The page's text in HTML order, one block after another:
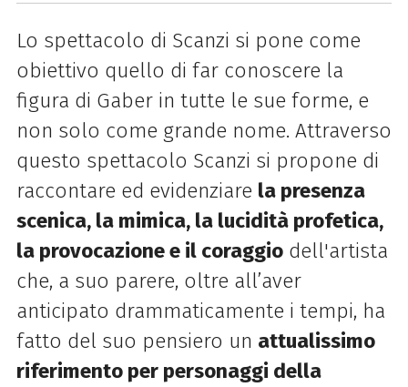
Lo spettacolo di Scanzi si pone come
obiettivo quello di far conoscere la
figura di Gaber in tutte le sue forme, e
non solo come grande nome. Attraverso
questo spettacolo Scanzi si propone di
raccontare ed evidenziare la presenza
scenica, la mimica, la lucidità profetica,
la provocazione e il coraggiodell'artista
che, a suo parere, oltre all’aver
anticipato drammaticamente i tempi, ha
fatto del suo pensiero un attualissimo
riferimento per personaggi della